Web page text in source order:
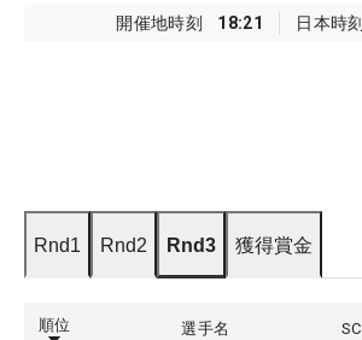
開催地時刻 18:21 日本時刻
Rnd1 Rnd2 Rnd3 獲得賞金
順位 選手名 SC